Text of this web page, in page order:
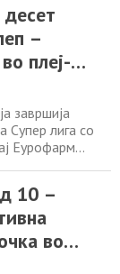
друштво, а
вљубениците
Марковите
е наредната
–
плеј-
Супер
завршија
Супер лига со
Еурофарм
најдобри
уште еднаш
сезоната е
состав.
10 –
во
услови